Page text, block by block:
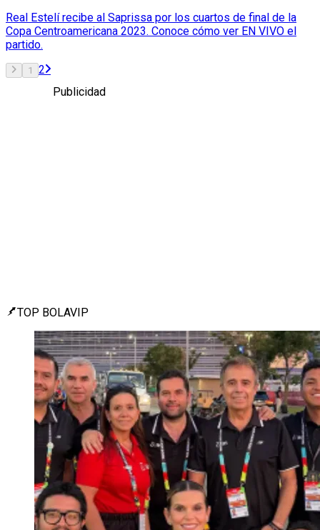
Real Estelí recibe al Saprissa por los cuartos de final de la
Copa Centroamericana 2023. Conoce cómo ver EN VIVO el
partido.
1
2
Publicidad
TOP BOLAVIP